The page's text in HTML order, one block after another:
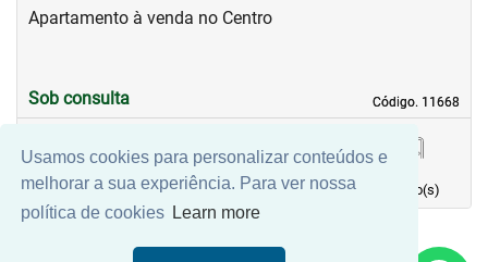
Usamos cookies para personalizar conteúdos e
melhorar a sua experiência. Para ver nossa
política de cookies Learn more
Código. 11668
Código. 11668
Apartamento à venda no Centro
Sob consulta
Área principal
quarto(s)
Vaga(s)
banho(s)